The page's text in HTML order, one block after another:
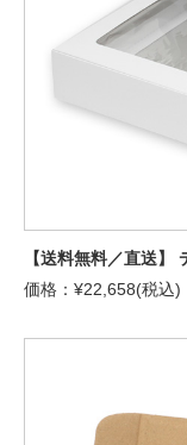
【送料無料／直送】
価格：¥22,658(税込)